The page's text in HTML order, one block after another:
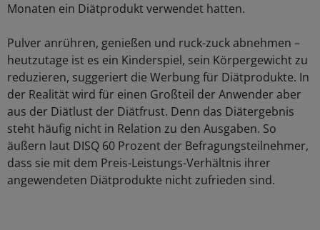
Monaten ein Diätprodukt verwendet hatten.
Pulver anrühren, genießen und ruck-zuck abnehmen –
heutzutage ist es ein Kinderspiel, sein Körpergewicht zu
reduzieren, suggeriert die Werbung für Diätprodukte. In
der Realität wird für einen Großteil der Anwender aber
aus der Diätlust der Diätfrust. Denn das Diätergebnis
steht häufig nicht in Relation zu den Ausgaben. So
äußern laut DISQ 60 Prozent der Befragungsteilnehmer,
dass sie mit dem Preis-Leistungs-Verhältnis ihrer
angewendeten Diätprodukte nicht zufrieden sind.